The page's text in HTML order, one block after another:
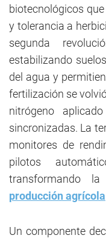
biotecnológicos
y tolerancia a
segunda
estabilizando
del agua y
fertilización se
nitrógeno
sincronizadas. La
monitores de
pilotos
transformando
producción agrícola
Un componente